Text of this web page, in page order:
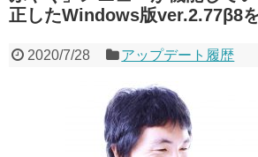
正したWindows版ver.2.77β8
2020/7/28 アップデート履歴